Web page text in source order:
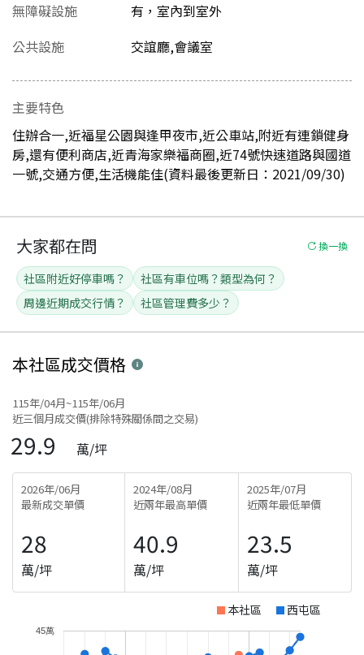
無障礙設施
有，室內到室外
公共設施
交誼廳,會議室
主要特色
住辦合一,近福星公園與逢甲夜市,近公車站,附近有連鎖健身
房,還有便利商店,近青海家樂福商圈,近74號快速道路與國道
一號,交通方便,生活機能佳(資料最後更新日：2021/09/30)
大家都在問 換一換
社區附近好停車嗎？
社區有車位嗎？類型為何？
周邊近期成交行情？
社區管理費多少？
本社區成交價格
115年/04月~115年/06月
近三個月成交價(排除特殊關係間之交易)
29.9 萬/坪
2026年/06月
最新成交單價
28
萬/坪
2024年/08月
近兩年最高單價
40.9
萬/坪
2025年/07月
近兩年最低單價
23.5
萬/坪
本社區 西屯區
45萬